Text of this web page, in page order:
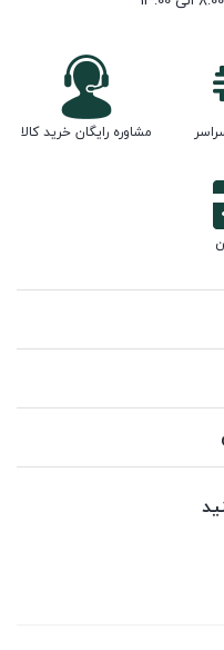
مشاوره رایگان خرید کالا